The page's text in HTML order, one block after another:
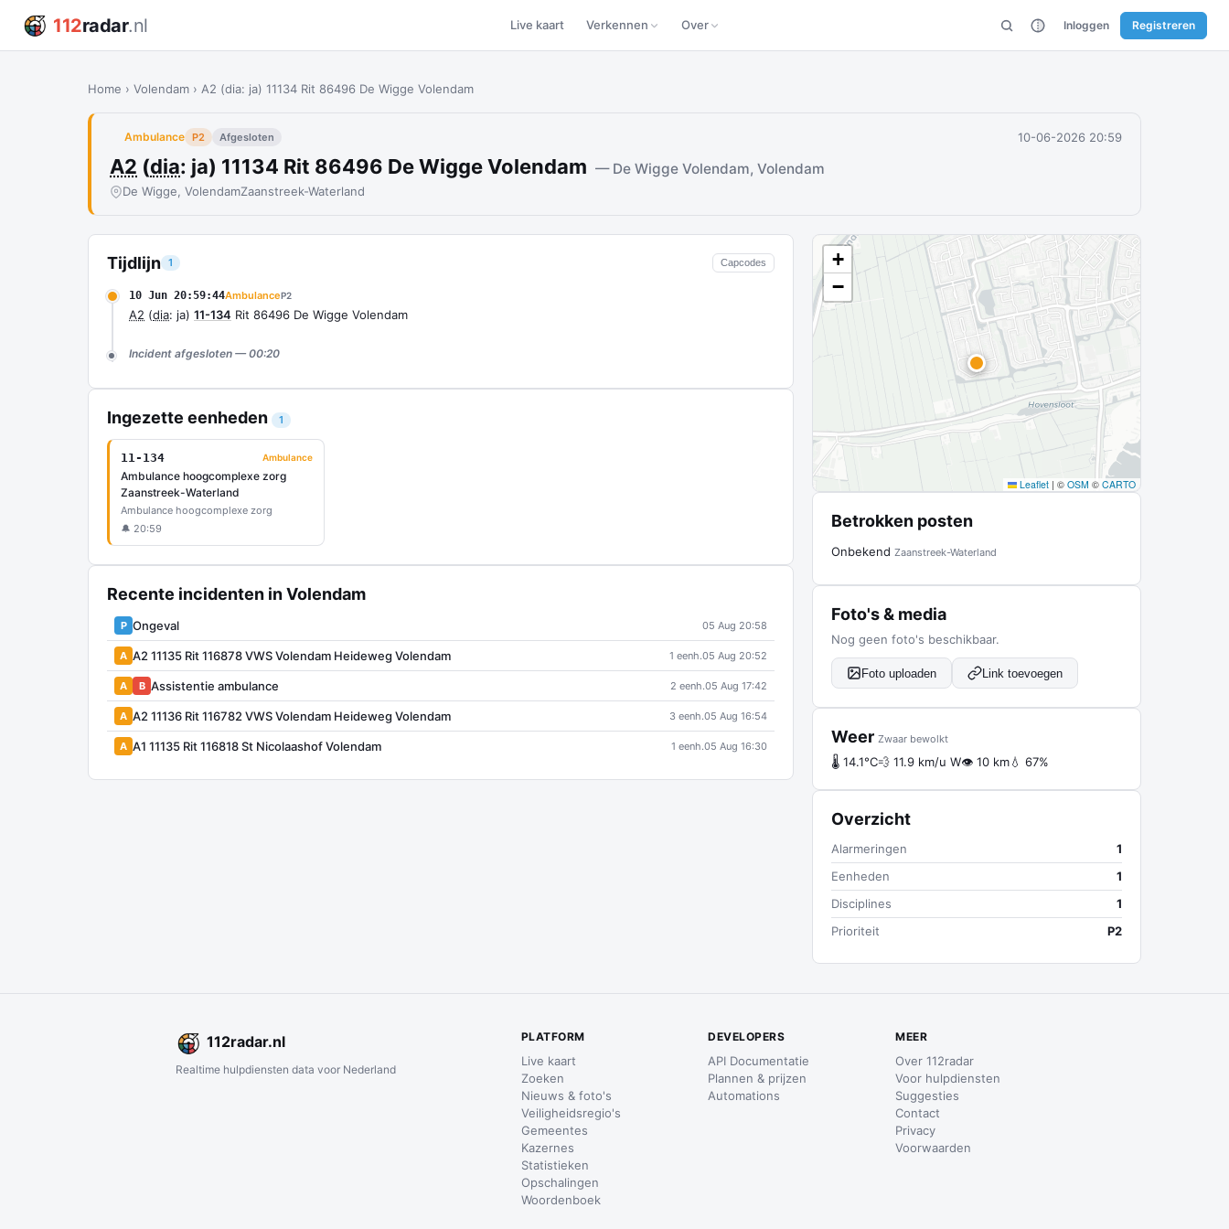
112radar.nl Live kaart Verkennen Over Inloggen Registreren
Home › Volendam › A2 (dia: ja) 11134 Rit 86496 De Wigge Volendam
Ambulance P2 Afgesloten 10-06-2026 20:59
A2 (dia: ja) 11134 Rit 86496 De Wigge Volendam — De Wigge Volendam, Volendam
De Wigge, VolendamZaanstreek-Waterland
Tijdlijn 1 Capcodes
10 Jun 20:59:44AmbulanceP2
A2 (dia: ja) 11-134 Rit 86496 De Wigge Volendam
Incident afgesloten — 00:20
Ingezette eenheden 1
11-134 Ambulance
Ambulance hoogcomplexe zorg
Zaanstreek-Waterland
Ambulance hoogcomplexe zorg
🔔 20:59
Recente incidenten in Volendam
P Ongeval 05 Aug 20:58
A A2 11135 Rit 116878 VWS Volendam Heideweg Volendam 1 eenh.05 Aug 20:52
A B Assistentie ambulance 2 eenh.05 Aug 17:42
A A2 11136 Rit 116782 VWS Volendam Heideweg Volendam 3 eenh.05 Aug 16:54
A A1 11135 Rit 116818 St Nicolaashof Volendam 1 eenh.05 Aug 16:30
+
−
Leaflet | © OSM © CARTO
Betrokken posten
Onbekend Zaanstreek-Waterland
Foto's & media
Nog geen foto's beschikbaar.
Foto uploaden Link toevoegen
Weer Zwaar bewolkt
🌡 14.1°C💨 11.9 km/u W👁 10 km💧 67%
Overzicht
Alarmeringen
1
Eenheden
1
Disciplines
1
Prioriteit
P2
112radar.nl
Realtime hulpdiensten data voor Nederland
PLATFORM
Live kaart
Zoeken
Nieuws & foto's
Veiligheidsregio's
Gemeentes
Kazernes
Statistieken
Opschalingen
Woordenboek
DEVELOPERS
API Documentatie
Plannen & prijzen
Automations
MEER
Over 112radar
Voor hulpdiensten
Suggesties
Contact
Privacy
Voorwaarden